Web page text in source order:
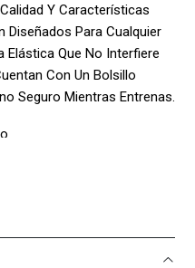
Y Características
Diseñados Para Cualquier
Elástica Que No Interfiere
Con Un Bolsillo
Seguro Mientras Entrenas.
Seco Y Cómodo.